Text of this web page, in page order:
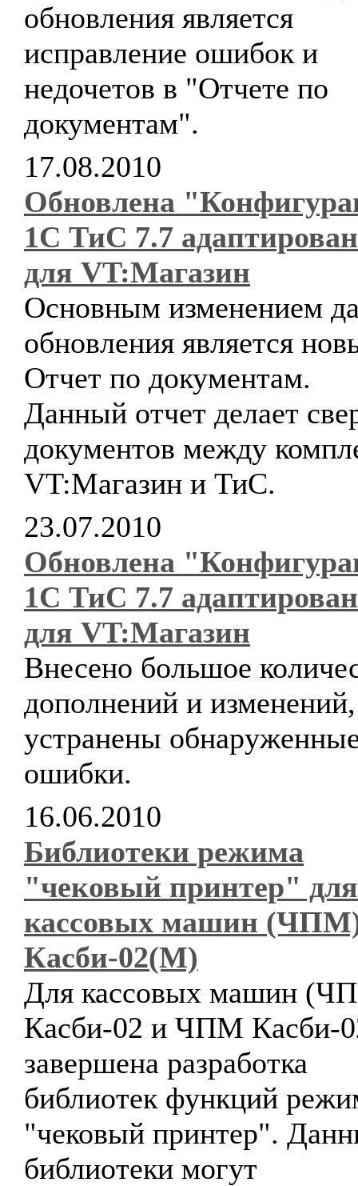
обновления является
исправление ошибок и
недочетов в "Отчете по
документам".
17.08.2010
Обновлена
1С ТиС 7.7
для VT:Магазин
Основным изменением
обновления является
Отчет по документам.
Данный отчет делает
документов между
VT:Магазин и ТиС.
23.07.2010
Обновлена
1С ТиС 7.7
для VT:Магазин
Внесено большое
дополнений и изменений,
устранены
ошибки.
16.06.2010
Библиотеки режима
"чековый принтер" для
кассовых машин
Касби-02(М)
Для кассовых машин
Касби-02 и ЧПМ Касби-
завершена разработка
библиотек функций
"чековый принтер".
библиотеки могут